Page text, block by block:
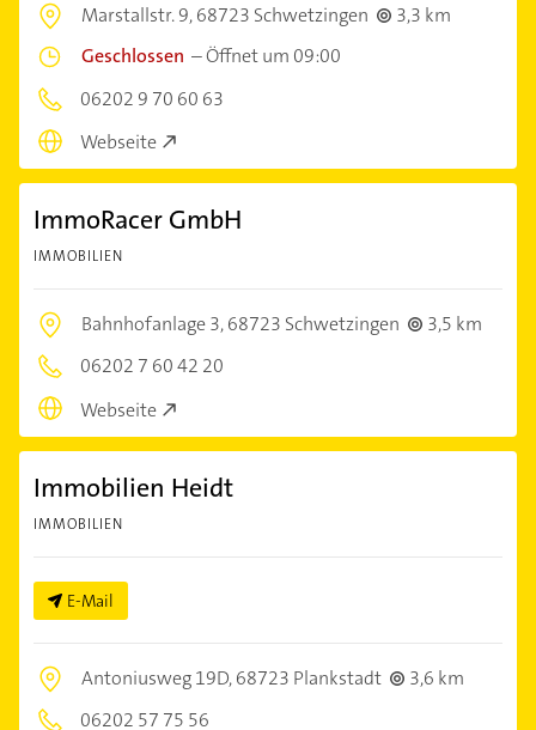
Marstallstr. 9,68723 Schwetzingen
3,3 km
Geschlossen –Öffnet um 09:00
06202 9 70 60 63
Webseite
ImmoRacer GmbH
IMMOBILIEN
Bahnhofanlage 3,68723 Schwetzingen
3,5 km
06202 7 60 42 20
Webseite
Immobilien Heidt
IMMOBILIEN
E-Mail
Antoniusweg 19D,68723 Plankstadt
3,6 km
06202 57 75 56